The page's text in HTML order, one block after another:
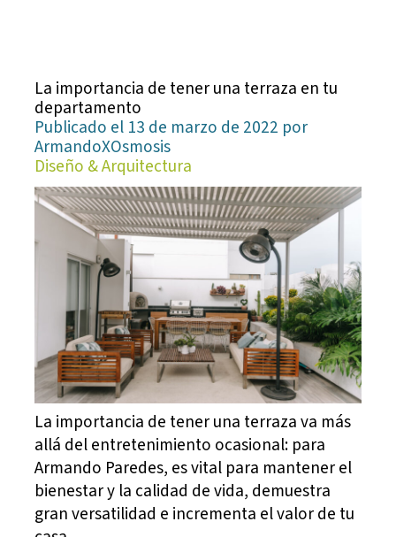
La importancia de tener una terraza en tu
departamento
Publicado el 13 de marzo de 2022 por
ArmandoXOsmosis
Diseño & Arquitectura
La importancia de tener una terraza va más
allá del entretenimiento ocasional: para
Armando Paredes, es vital para mantener el
bienestar y la calidad de vida, demuestra
gran versatilidad e incrementa el valor de tu